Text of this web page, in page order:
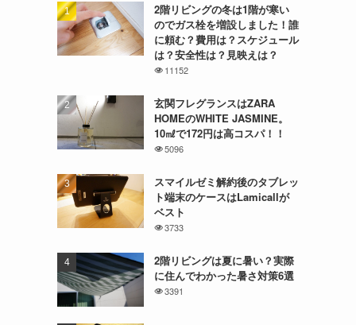
2階リビングの冬は1階が寒い
のでガス栓を増設しました！誰
に頼む？費用は？スケジュール
は？安全性は？見映えは？
11152
玄関フレグランスはZARA
HOMEのWHITE JASMINE。
10㎖で172円は高コスパ！！
5096
スマイルゼミ解約後のタブレッ
ト端末のケースはLamicallが
ベスト
3733
2階リビングは夏に暑い？実際
に住んでわかった暑さ対策6選
3391